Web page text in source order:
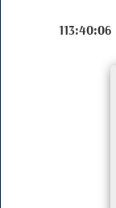
113:40:06